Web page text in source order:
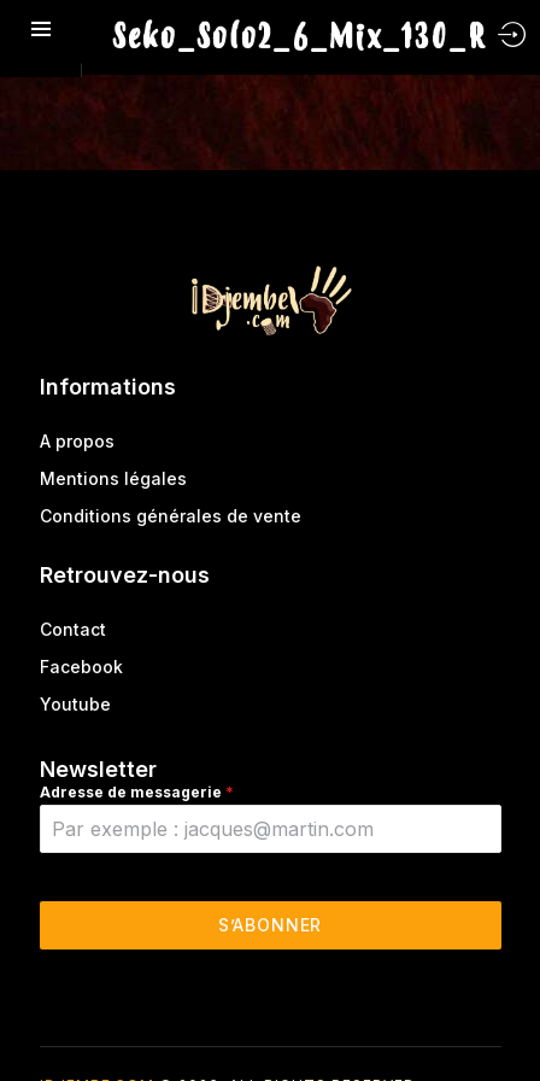
Seko_Solo2_6_Mix_130_R
Informations
A propos
Mentions légales
Conditions générales de vente
Retrouvez-nous
Contact
Facebook
Youtube
Newsletter
Adresse de messagerie *
S’ABONNER